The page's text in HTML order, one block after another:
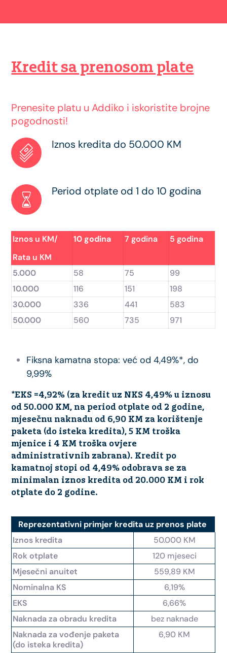
Kredit sa prenosom plate
Prenesite platu u Addiko i iskoristite brojne
pogodnosti!
Iznos kredita do 50.000 KM
Period otplate od 1 do 10 godina
Iznos u KM/
Rata u KM
10 godina 7 godina 5 godina
5.000 58 75
99
10.000
116 151
198
30.000
336 441
583
50.000
560 735 971
Fiksna kamatna stopa: već od 4,49%*, do
9,99%
*EKS =4,92% (za kredit uz NKS 4,49% u iznosu
od 50.000 KM, na period otplate od 2 godine,
mjesečnu naknadu od 6,90 KM za korištenje
paketa (do isteka kredita), 5 KM troška
mjenice i 4 KM troška ovjere
administrativnih zabrana). Kredit po
kamatnoj stopi od 4,49% odobrava se za
minimalan iznos kredita od 20.000 KM i rok
otplate do 2 godine.
Reprezentativni primjer kredita uz prenos plate
Iznos kredita
50.000 KM
Rok otplate
120 mjeseci
Mjesečni anuitet
559,89 KM
Nominalna KS
6,19%
EKS
6,66%
Naknada za obradu kredita
bez naknade
Naknada za vođenje paketa
(do isteka kredita)
6,90 KM